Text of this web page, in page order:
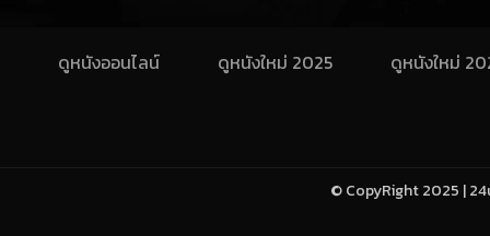
ดูหนังออนไลน์ ดูหนังใหม่ 2025 ดูหนังใหม่
© CopyRight 2025 |